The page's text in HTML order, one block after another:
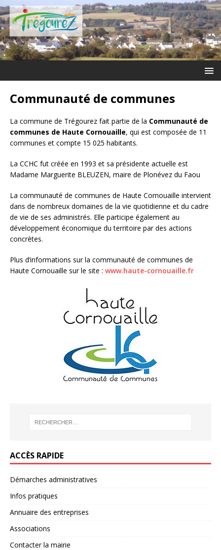
Communauté de communes
La commune de Trégourez fait partie de la Communauté de
communes de Haute Cornouaille, qui est composée de 11
communes et compte 15 025 habitants.
La CCHC fut créée en 1993 et sa présidente actuelle est
Madame Marguerite BLEUZEN, maire de Plonévez du Faou
La communauté de communes de Haute Cornouaille intervient
dans de nombreux domaines de la vie quotidienne et du cadre
de vie de ses administrés. Elle participe également au
développement économique du territoire par des actions
concrètes.
Plus d’informations sur la communauté de communes de
Haute Cornouaille sur le site : www.haute-cornouaille.fr
ACCÈS RAPIDE
Démarches administratives
Infos pratiques
Annuaire des entreprises
Associations
Contacter la mairie